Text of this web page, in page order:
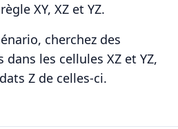
XY, XZ et YZ.
cherchez des
les cellules XZ et YZ,
Z de celles-ci.